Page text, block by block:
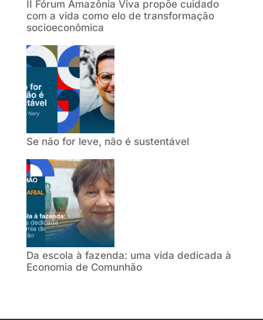
II Fórum Amazônia Viva propõe cuidado
com a vida como elo de transformação
socioeconômica
Se não for leve, não é sustentável
Da escola à fazenda: uma vida dedicada à
Economia de Comunhão